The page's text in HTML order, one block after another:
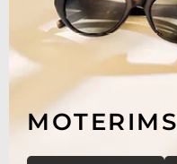
MOTERIMS